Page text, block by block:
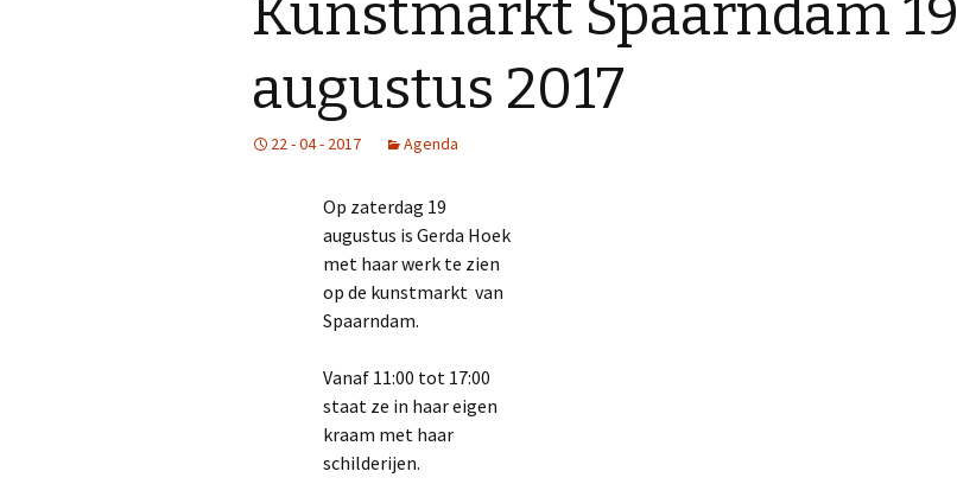
Stadsgezichten
Strandgezichten
Dieren
Kunstmarkt Spaarndam 19
augustus 2017
22 - 04 - 2017 Agenda
Op zaterdag 19
augustus is Gerda Hoek
met haar werk te zien
op de kunstmarkt van
Spaarndam.
Vanaf 11:00 tot 17:00
staat ze in haar eigen
kraam met haar
schilderijen.